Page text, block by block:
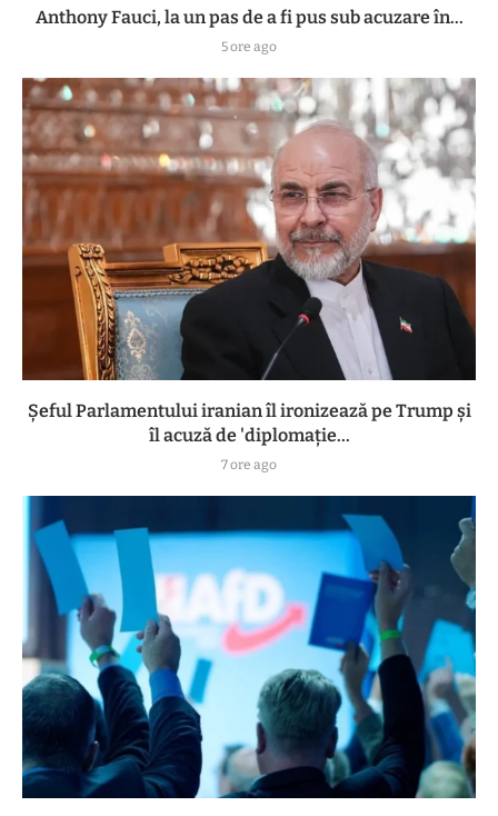
Anthony Fauci, la un pas de a fi pus sub acuzare în...
5 ore ago
Șeful Parlamentului iranian îl ironizează pe Trump și
îl acuză de 'diplomație...
7 ore ago